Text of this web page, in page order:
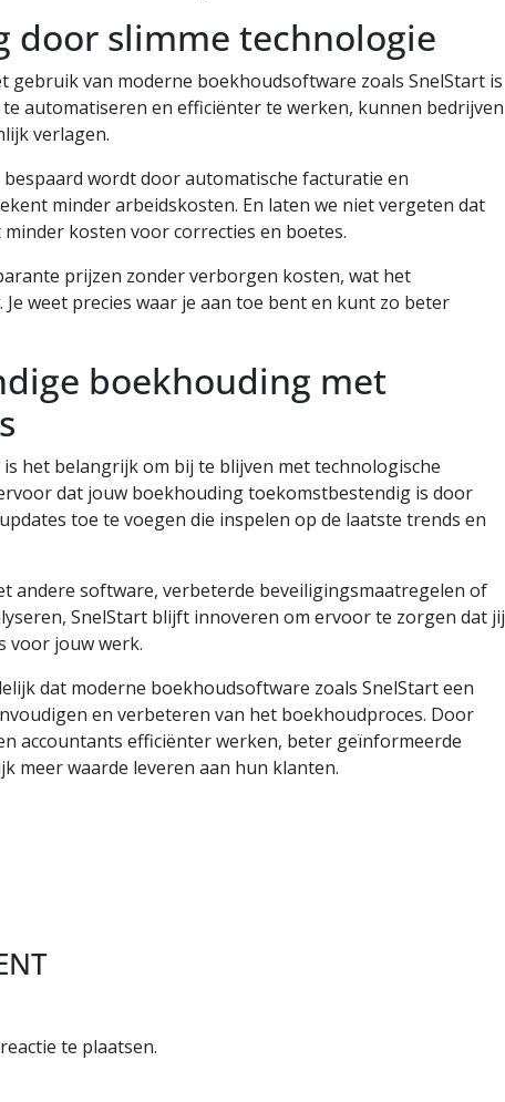
door slimme technologie
gebruik van moderne boekhoudsoftware zoals SnelStart is
automatiseren en efficiënter te werken, kunnen bedrijven
verlagen.
wordt door automatische facturatie en
minder arbeidskosten. En laten we niet vergeten dat
kosten voor correcties en boetes.
prijzen zonder verborgen kosten, wat het
weet precies waar je aan toe bent en kunt zo beter
boekhouding met
het belangrijk om bij te blijven met technologische
dat jouw boekhouding toekomstbestendig is door
toe te voegen die inspelen op de laatste trends en
andere software, verbeterde beveiligingsmaatregelen of
SnelStart blijft innoveren om ervoor te zorgen dat jij
voor jouw werk.
dat moderne boekhoudsoftware zoals SnelStart een
en verbeteren van het boekhoudproces. Door
accountants efficiënter werken, beter geïnformeerde
meer waarde leveren aan hun klanten.
te plaatsen.